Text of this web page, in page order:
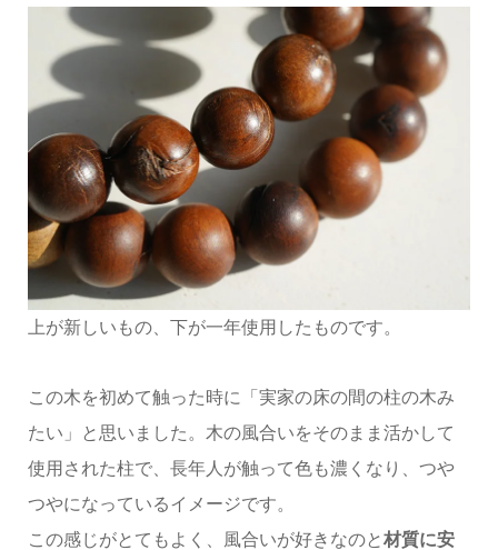
上が新しいもの、下が一年使用したものです。
この木を初めて触った時に「実家の床の間の柱の木み
たい」と思いました。木の風合いをそのまま活かして
使用された柱で、長年人が触って色も濃くなり、つや
つやになっているイメージです。
この感じがとてもよく、風合いが好きなのと材質に安